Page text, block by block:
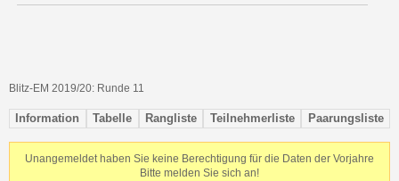
Blitz-EM 2019/20: Runde 11
Information Tabelle Rangliste Teilnehmerliste Paarungsliste
Unangemeldet haben Sie keine Berechtigung für die Daten der Vorjahre
Bitte melden Sie sich an!